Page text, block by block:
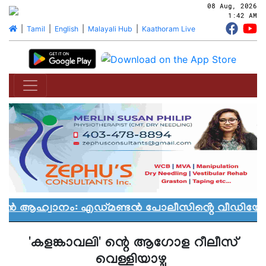
08 Aug, 2026
1:42 AM
| Tamil English| Malayali Hub Kaathoram Live
ആഹ്വാനം: എഡ്മണ്ടൻ പോലീസിൻ്റെ വീഡിയോ
'കളങ്കാവലി' ന്റെ ആഗോള റീലീസ്
വെള്ളിയാഴ്ച